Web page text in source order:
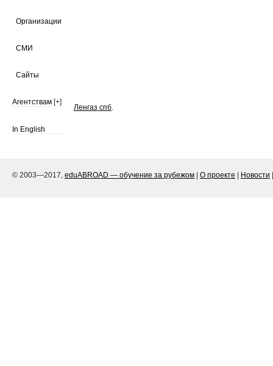
Организации
СМИ
Сайты
Агентствам [+]
In English
Ленгаз спб.
© 2003—2017, eduABROAD — обучение за рубежом О проекте Новости